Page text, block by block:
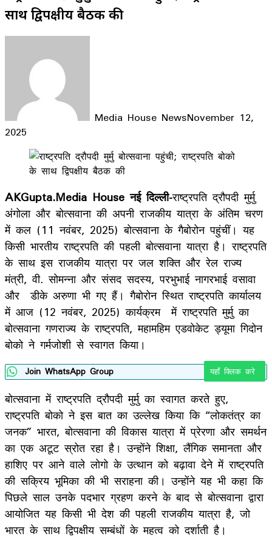
साथ द्विपक्षीय बैठक की
Media House NewsNovember 12,
2025
Facebook
LinkedIn
WhatsApp
Telegram
AKGupta.Media House नई दिल्ली-राष्ट्रपति द्रौपदी मुर्मु
अंगोला और बोत्सवाना की अपनी राजकीय यात्रा के अंतिम चरण
में कल (11 नवंबर, 2025) बोत्सवाना के गैबोरोन पहुंचीं। यह
किसी भारतीय राष्ट्रपति की पहली बोत्सवाना यात्रा है। राष्ट्रपति
के साथ इस राजकीय यात्रा पर जल शक्ति और रेल राज्य
मंत्री, वी. सोमन्ना और संसद सदस्य, परभुभाई नागरभाई वसावा
और डीके अरुणा भी गए हैं। गैबोरोन स्थित राष्ट्रपति कार्यालय
में आज (12 नवंबर, 2025) कार्यक्रम में राष्‍ट्रपति मुर्मु का
बोत्सवाना गणराज्य के राष्ट्रपति, महामहिम एडवोकेट ड्यूमा गिदोन
बोको ने गर्मजोशी से स्वागत किया।
Join WhatsApp Group यहाँ क्लिक करे
बोत्सवाना में राष्ट्रपति द्रौपदी मुर्मु का स्वागत करते हुए,
राष्ट्रपति बोको ने इस बात का उल्‍लेख किया कि “लोकतंत्र का
जनक” भारत, बोत्सवाना की विकास यात्रा में प्रेरणा और समर्थन
का एक अटूट स्रोत रहा है। उन्होंने शिक्षा, लैंगिक समानता और
हाशिए पर आने वाले लोगो के उत्थान को बढ़ावा देने में राष्ट्रपति
की सक्रिय भूमिका की भी सराहना की। उन्होंने यह भी कहा कि
पिछले साल उनके पदभार ग्रहण करने के बाद से बोत्सवाना द्वारा
आयोजित यह किसी भी देश की पहली राजकीय यात्रा है, जो
भारत के साथ द्विपक्षीय सम्‍बंधों के महत्व को दर्शाती है।